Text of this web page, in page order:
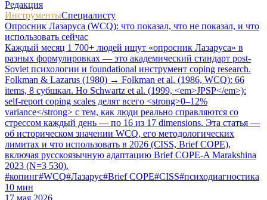
Редакция
ИнструментыСпециалисту
Опросник Лазаруса (WCQ): что показал, что не показал, и что
использовать сейчас
Каждый месяц 1 700+ людей ищут «опросник Лазаруса» в
разных формулировках — это академический стандарт post-
Soviet психологии и foundational инструмент coping research.
Folkman & Lazarus (1980) → Folkman et al. (1986, WCQ): 66
items, 8 субшкал. Но Schwartz et al. (1999, <em>JPSP</em>):
self-report coping scales делят всего <strong>0–12%
variance</strong> с тем, как люди реально справляются со
стрессом каждый день — по 16 из 17 dimensions. Эта статья —
об историческом значении WCQ, его методологических
лимитах и что использовать в 2026 (CISS, Brief COPE),
включая русскоязычную адаптацию Brief COPE-A Marakshina
2023 (N=3 530).
#копинг#WCQ#Лазарус#Brief COPE#CISS#психодиагностика
10 мин
17 мая 2026